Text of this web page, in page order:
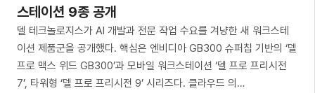
스테이션 9종 공개
델 테크놀로지스가 AI 개발과 전문 작업 수요를 겨냥한 새 워크스테
이션 제품군을 공개했다. 핵심은 엔비디아 GB300 슈퍼칩 기반의 ‘델
프로 맥스 위드 GB300’과 모바일 워크스테이션 ‘델 프로 프리시전
7’, 타워형 ‘델 프로 프리시전 9’ 시리즈다. 클라우드 의…